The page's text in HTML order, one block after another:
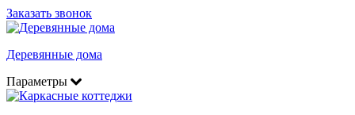
Заказать звонок
Деревянные дома
Параметры